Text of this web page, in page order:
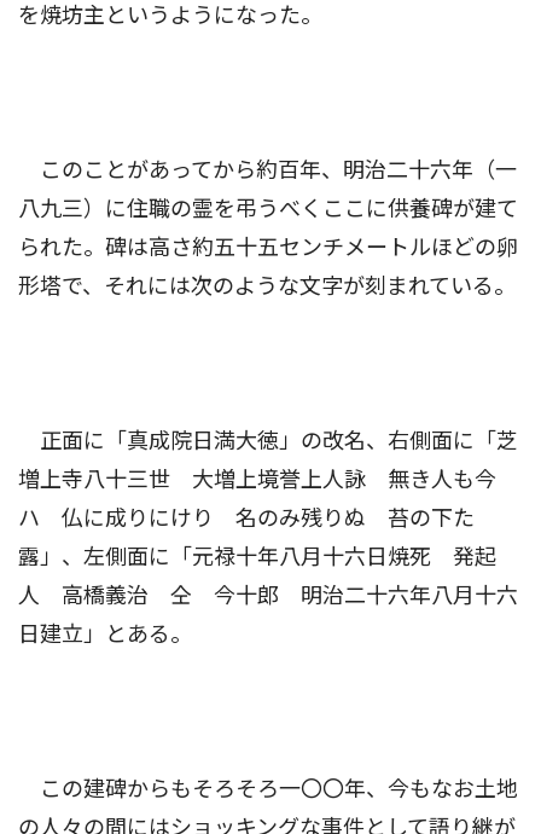
を焼坊主というようになった。
このことがあってから約百年、明治二十六年（一
八九三）に住職の霊を弔うべくここに供養碑が建て
られた。碑は高さ約五十五センチメートルほどの卵
形塔で、それには次のような文字が刻まれている。
正面に「真成院日満大徳」の改名、右側面に「芝
増上寺八十三世 大増上境誉上人詠 無き人も今
ハ 仏に成りにけり 名のみ残りぬ 苔の下た
露」、左側面に「元禄十年八月十六日焼死 発起
人 高橋義治 仝 今十郎 明治二十六年八月十六
日建立」とある。
この建碑からもそろそろ一〇〇年、今もなお土地
の人々の間にはショッキングな事件として語り継が